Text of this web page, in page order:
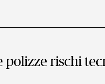
polizze rischi